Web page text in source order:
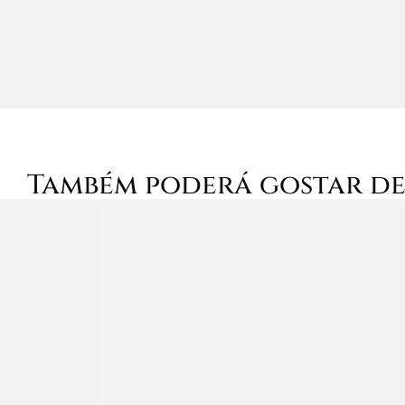
Também poderá gostar de